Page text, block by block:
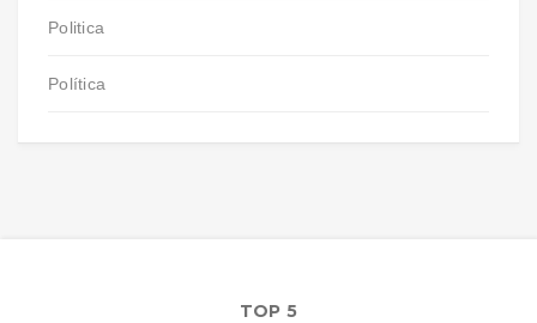
Politica
Política
TOP 5